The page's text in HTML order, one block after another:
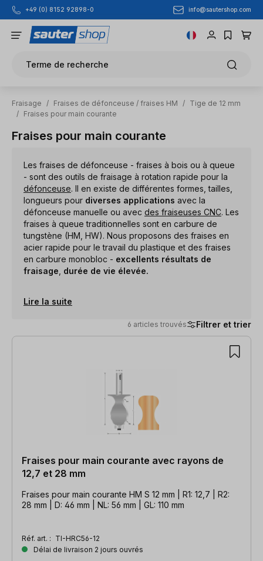
Passer au contenu principal
+49 (0) 8152 92898-0 info@sautershop.com
Terme de recherche
Fraisage / Fraises de défonceuse / fraises HM / Tige de 12 mm
/ Fraises pour main courante
Fraises pour main courante
Les fraises de défonceuse - fraises à bois ou à queue
- sont des outils de fraisage à rotation rapide pour la
défonceuse. Il en existe de différentes formes, tailles,
longueurs pour diverses applications avec la
défonceuse manuelle ou avec des fraiseuses CNC. Les
fraises à queue traditionnelles sont en carbure de
tungstène (HM, HW). Nous proposons des fraises en
acier rapide pour le travail du plastique et des fraises
en carbure monobloc - excellents résultats de
fraisage durée de vie élevée.
Lire la suite
6 articles trouvés Filtrer et trier
6 articles trouvés
Fraises pour main courante avec rayons de
12,7 et 28 mm
Fraises pour main courante HM S 12 mm | R1: 12,7 | R2:
28 mm | D: 46 mm | NL: 56 mm | GL: 110 mm
Réf. art. : TI-HRC56-12
Délai de livraison 2 jours ouvrés